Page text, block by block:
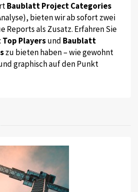
Baublatt Project Categories
bieten wir ab sofort zwei
Reports als Zusatz. Erfahren Sie
Playersund Baublatt
zu bieten haben – wie gewohnt
graphisch auf den Punkt